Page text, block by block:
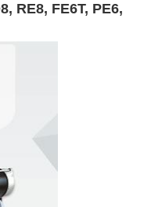
RE8, FE6T, PE6,